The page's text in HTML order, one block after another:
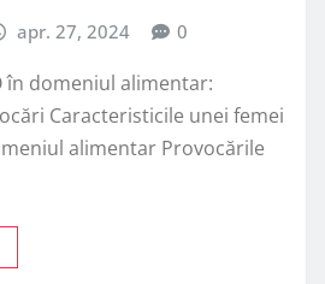
apr. 27, 2024 0
în domeniul alimentar:
Caracteristicile unei femei
alimentar Provocările